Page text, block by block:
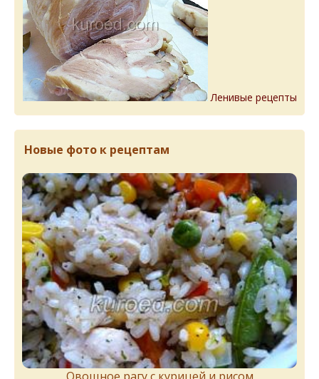
Ленивые рецепты
Новые фото к рецептам